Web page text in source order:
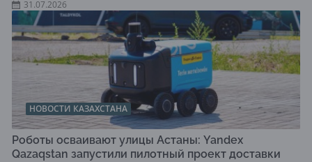
31.07.2026
НОВОСТИ КАЗАХСТАНА
Роботы осваивают улицы Астаны: Yandex
Qazaqstan запустили пилотный проект доставки